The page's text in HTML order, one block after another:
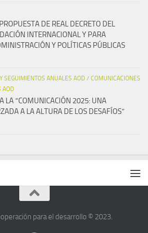
DE REAL DECRETO DEL
INTERNACIONAL Y PARA
Y POLÍTICAS PÚBLICAS
SEGUIMIENTOS ANUALES AOD / COMUNICACIONES
AOD
LA “COMUNICACIÓN 2025: UNA
A LA ALTURA DE LOS DESAFÍOS”
para el desarrollo © 2023.